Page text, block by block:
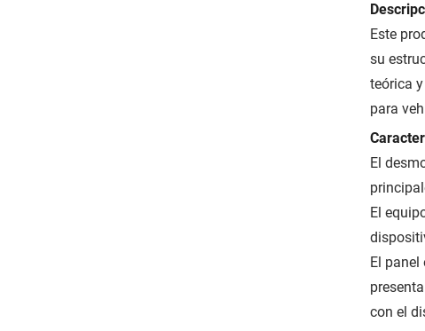
Este
su
teórica
para
El
El
El panel
con el